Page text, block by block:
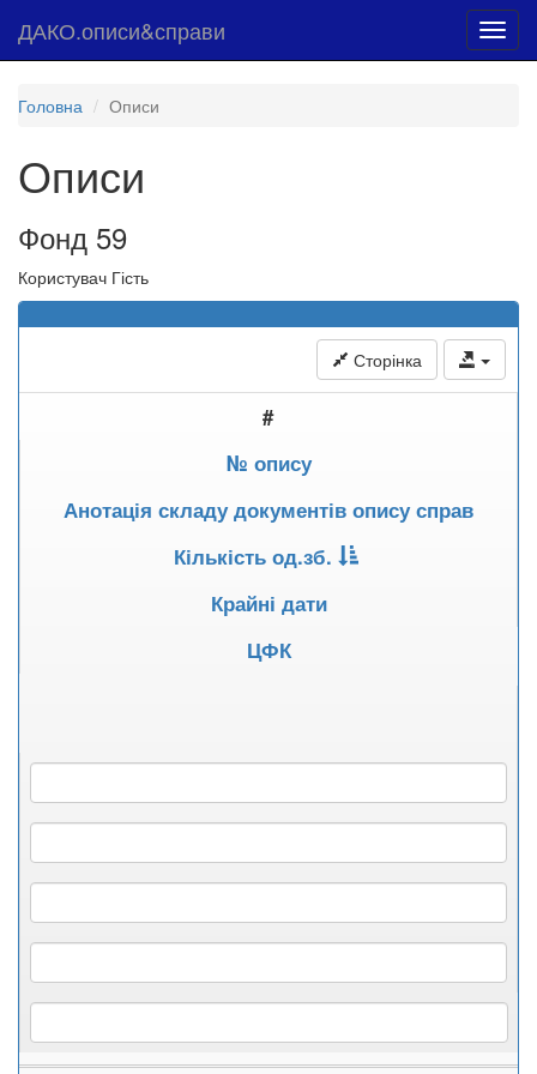
ДАКО.описи&справи
Головна Описи
Описи
Фонд 59
Користувач Гість
Сторінка
#
№ опису
Анотація складу документів опису справ
Кількість од.зб.
Крайні дати
ЦФК